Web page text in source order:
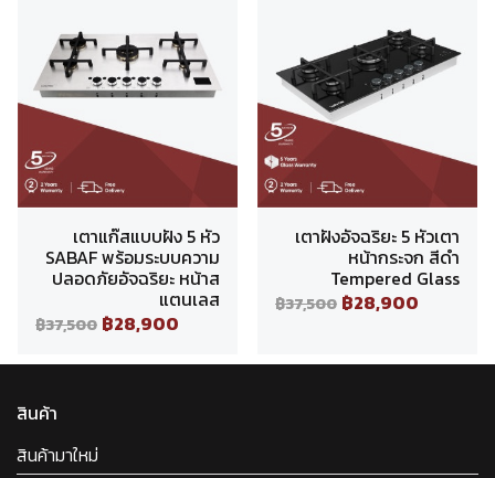
เตาแก๊สแบบฝัง 5 หัว
SABAF พร้อมระบบความ
ปลอดภัยอัจฉริยะ หน้าส
แตนเลส
฿37,500 ฿28,900
เตาฝังอัจฉริยะ 5 หัวเตา
หน้ากระจก สีดำ
Tempered Glass
฿37,500 ฿28,900
สินค้า
สินค้ามาใหม่